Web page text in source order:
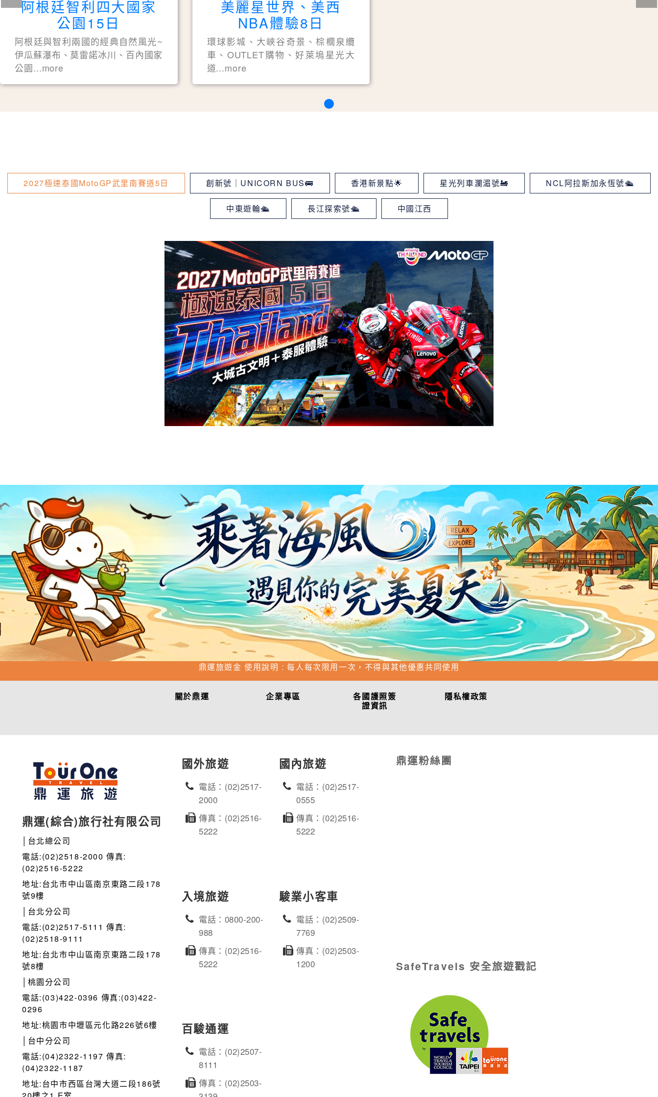
阿根廷智利四大國家
公園15日
阿根廷與智利兩國的經典自然風光~
伊瓜蘇瀑布、莫雷諾冰川、百內國家
公園...more
美麗星世界、美西
NBA體驗8日
環球影城、大峽谷奇景、棕櫚泉纜
車、OUTLET購物、好萊塢星光大
道...more
2027極速泰國MotoGP武里南賽道5日 創新號｜UNICORN BUS🚌 香港新景點🌟 星光列車瀾湄號🚂 NCL阿拉斯加永恆號🛳
中東遊輪🛳 長江探索號🛳 中國江西
鼎運旅遊金 使用說明 : 每人每次限用一次，不得與其他優惠共同使用
關於鼎運 企業專區
各國護照簽
證資訊
隱私權政策
鼎運(綜合)旅行社有限公司
│台北總公司
電話:(02)2518-2000 傳真:
(02)2516-5222
地址:台北市中山區南京東路二段178
號9樓
│台北分公司
電話:(02)2517-5111 傳真:
(02)2518-9111
地址:台北市中山區南京東路二段178
號8樓
│桃園分公司
電話:(03)422-0396 傳真:(03)422-
0296
地址:桃園市中壢區元化路226號6樓
│台中分公司
電話:(04)2322-1197 傳真:
(04)2322-1187
地址:台中市西區台灣大道二段186號
國外旅遊
電話：(02)2517-
2000
傳真：(02)2516-
5222
國內旅遊
電話：(02)2517-
0555
傳真：(02)2516-
5222
入境旅遊
電話：0800-200-
988
傳真：(02)2516-
5222
駿業小客車
電話：(02)2509-
7769
傳真：(02)2503-
1200
百駿通運
電話：(02)2507-
8111
傳真：(02)2503-
鼎運粉絲團
SafeTravels 安全旅遊戳記